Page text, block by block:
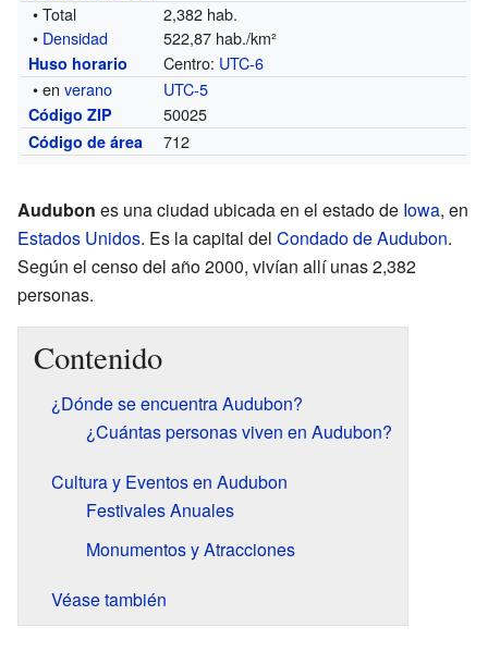
• Total
2,382 hab.
• Densidad 522,87 hab./km²
Huso horario Centro: UTC-6
• enverano UTC-5
Código ZIP 50025
Código de área 712
Audubon es una ciudad ubicada en el estado de Iowa, en
Estados Unidos. Es la capital del Condado de Audubon.
Según el censo del año 2000, vivían allí unas 2,382
personas.
Contenido
¿Dónde se encuentra Audubon?
¿Cuántas personas viven en Audubon?
Cultura y Eventos en Audubon
Festivales Anuales
Monumentos y Atracciones
Véase también